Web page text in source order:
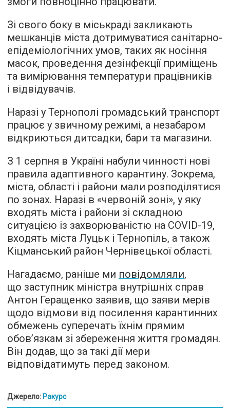
Зі свого боку в міськраді закликають
мешканців міста дотримуватися санітарно-
епідеміологічних умов, таких як носіння
масок, проведення дезінфекції приміщень
та вимірювання температури працівників
і відвідувачів.
Наразі у Тернополі громадський транспорт
працює у звичному режимі, а незабаром
відкриються дитсадки, бари та магазини.
З 1 серпня в Україні набули чинності нові
правила адаптивного карантину. Зокрема,
міста, області і райони мали розподілятися
по зонах. Наразі в «червоній зоні», у яку
входять міста і райони зі складною
ситуацією із захворюваністю на COVID-19,
входять міста Луцьк і Тернопіль, а також
Кіцманський район Чернівецької області.
Нагадаємо, раніше ми повідомляли,
що заступник міністра внутрішніх справ
Антон Геращенко заявив, що заяви мерів
щодо відмови від посилення карантинних
обмежень суперечать їхнім прямим
обов’язкам зі збереження життя громадян.
Він додав, що за такі дії мери
відповідатимуть перед законом.
Джерело: Ракурс